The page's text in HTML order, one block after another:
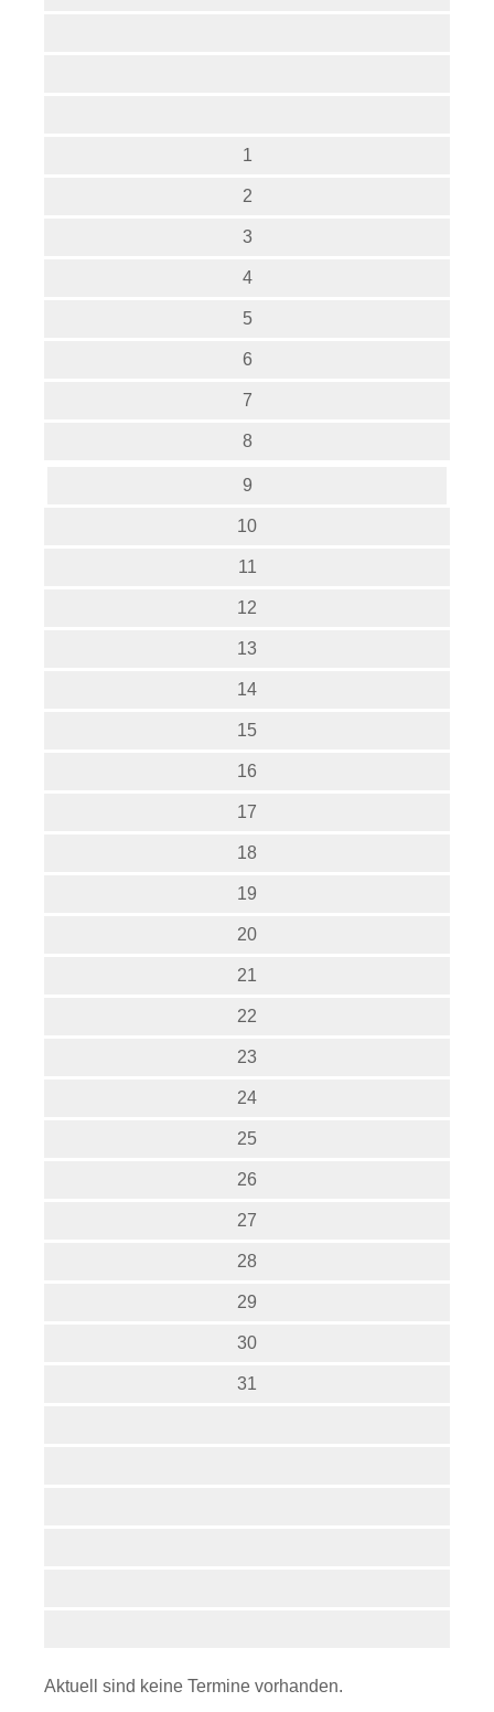
1
2
3
4
5
6
7
8
9
10
11
12
13
14
15
16
17
18
19
20
21
22
23
24
25
26
27
28
29
30
31
Aktuell sind keine Termine vorhanden.